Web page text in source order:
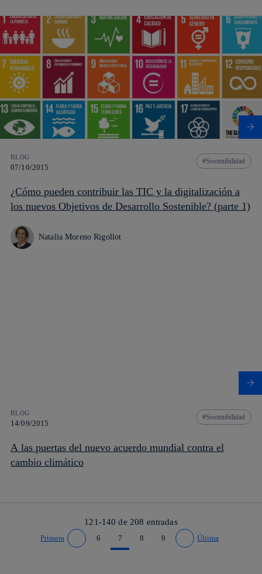
BLOG
07/10/2015
Sostenibilidad
¿Cómo pueden contribuir las TIC y la digitalización a
los nuevos Objetivos de Desarrollo Sostenible? (parte 1)
Natalia Moreno Rigollot
BLOG
14/09/2015
Sostenibilidad
A las puertas del nuevo acuerdo mundial contra el
cambio climático
121-140 de 208 entradas
Primera
Ir a página anterior
6 7 8 9
Ir a página siguiente
Última